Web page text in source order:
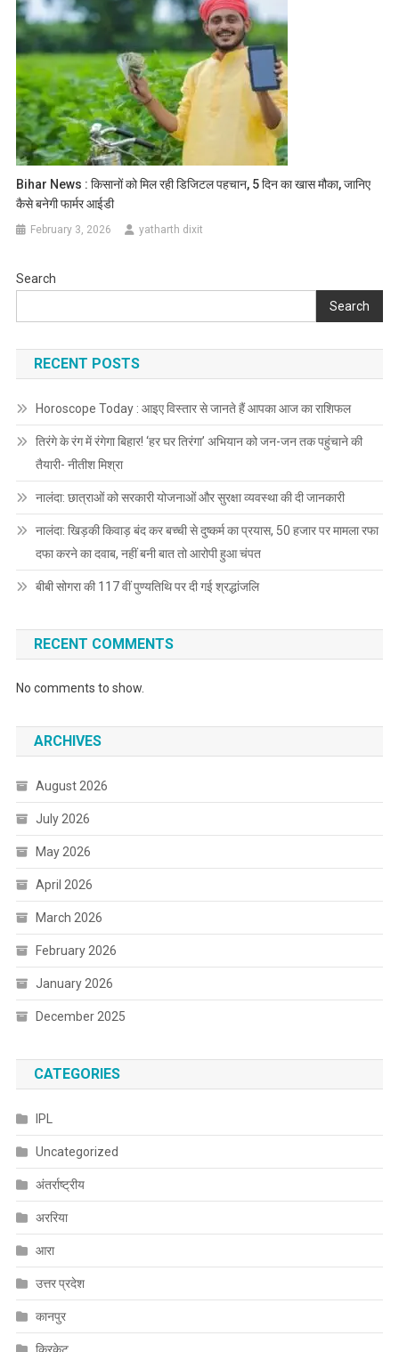
Bihar News : किसानों को मिल रही डिजिटल पहचान, 5 दिन का खास मौका, जानिए
कैसे बनेगी फार्मर आईडी
February 3, 2026 yatharth dixit
Search
Search
RECENT POSTS
Horoscope Today : आइए विस्तार से जानते हैं आपका आज का राशिफल
तिरंगे के रंग में रंगेगा बिहार! ‘हर घर तिरंगा’ अभियान को जन-जन तक पहुंचाने की
तैयारी- नीतीश मिश्रा
नालंदा: छात्राओं को सरकारी योजनाओं और सुरक्षा व्यवस्था की दी जानकारी
नालंदा: खिड़की किवाड़ बंद कर बच्ची से दुष्कर्म का प्रयास, 50 हजार पर मामला रफा
दफा करने का दवाब, नहीं बनी बात तो आरोपी हुआ चंपत
बीबी सोगरा की 117 वीं पुण्यतिथि पर दी गई श्रद्धांजलि
RECENT COMMENTS
No comments to show.
ARCHIVES
August 2026
July 2026
May 2026
April 2026
March 2026
February 2026
January 2026
December 2025
CATEGORIES
IPL
Uncategorized
अंतर्राष्ट्रीय
अररिया
आरा
उत्तर प्रदेश
कानपुर